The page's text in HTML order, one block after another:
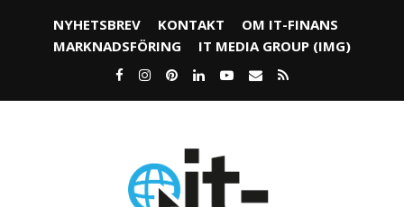
NYHETSBREV KONTAKT
OM IT-FINANS
MARKNADSFÖRING
IT MEDIA GROUP (IMG)